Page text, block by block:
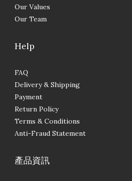
Our Values
Our Team
Help
FAQ
Delivery & Shipping
Payment
Return Policy
Terms & Conditions
Anti-Fraud Statement
產品資訊